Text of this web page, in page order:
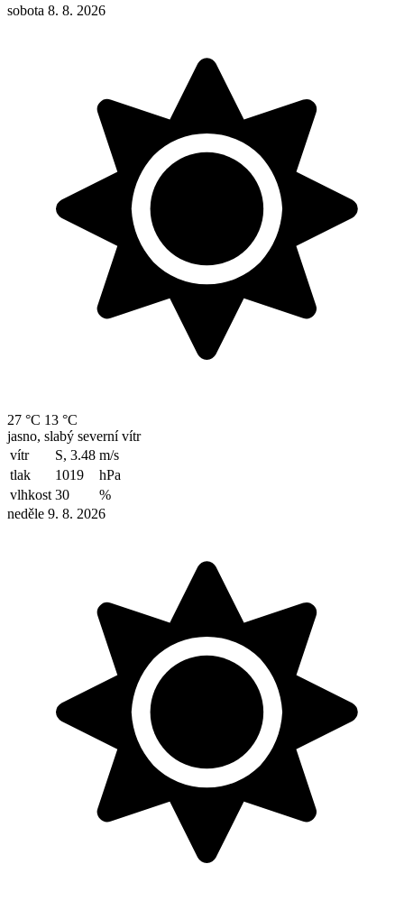
sobota 8. 8. 2026
27 °C 13 °C
jasno, slabý severní vítr
vítr
S, 3.48 m/s
tlak
1019
hPa
vlhkost 30
%
neděle 9. 8. 2026